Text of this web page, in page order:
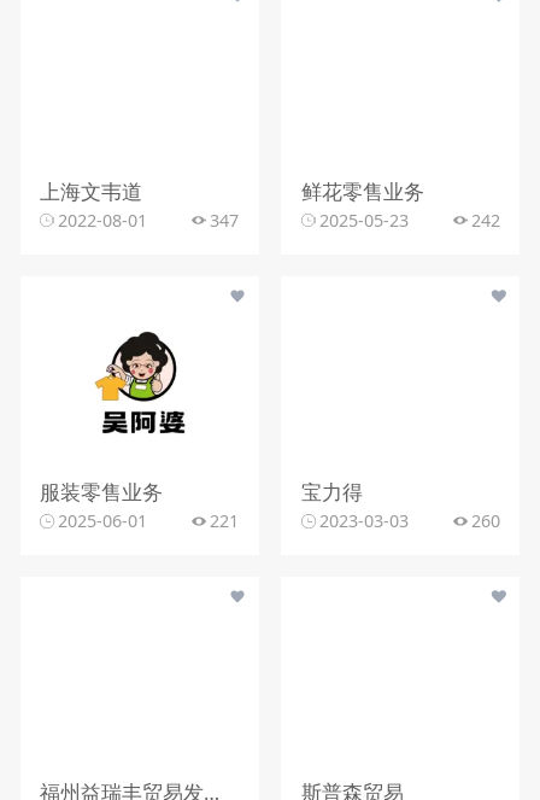
上海文韦道
2022-08-01 347
鲜花零售业务
2025-05-23 242
服装零售业务
2025-06-01 221
宝力得
2023-03-03 260
福州益瑞丰贸易发展有限公司 斯普森贸易